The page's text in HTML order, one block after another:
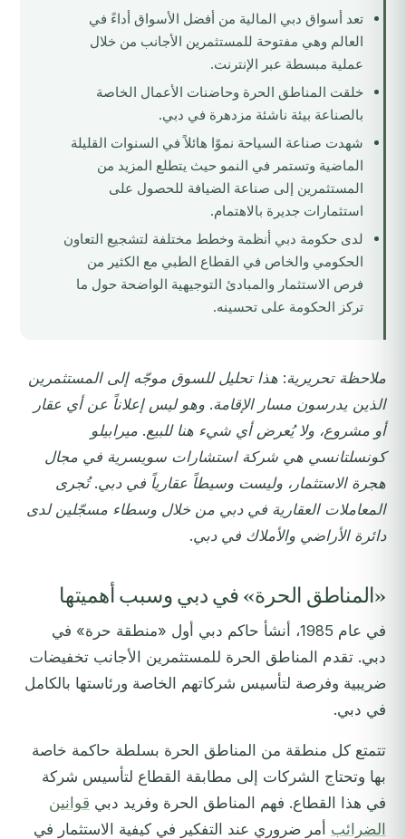
تعد أسواق دبي المالية من أفضل الأسواق أداءً في
العالم وهي مفتوحة للمستثمرين الأجانب من خلال
عملية مبسطة عبر الإنترنت.
خلقت المناطق الحرة وحاضنات الأعمال الخاصة
بالصناعة بيئة ناشئة مزدهرة في دبي.
شهدت صناعة السياحة نموًا هائلاً في السنوات القليلة
الماضية وتستمر في النمو حيث يتطلع المزيد من
المستثمرين إلى صناعة الضيافة للحصول على
استثمارات جديرة بالاهتمام.
لدى حكومة دبي أنظمة وخطط مختلفة لتشجيع التعاون
الحكومي والخاص في القطاع الطبي مع الكثير من
فرص الاستثمار والمبادئ التوجيهية الواضحة حول ما
تركز الحكومة على تحسينه.
ملاحظة تحريرية: هذا تحليل للسوق موجّه إلى المستثمرين
الذين يدرسون مسار الإقامة. وهو ليس إعلاناً عن أي عقار
أو مشروع، ولا يُعرض أي شيء هنا للبيع. ميرابيلو
كونسلتانسي هي شركة استشارات سويسرية في مجال
هجرة الاستثمار، وليست وسيطاً عقارياً في دبي. تُجرى
المعاملات العقارية في دبي من خلال وسطاء مسجّلين لدى
دائرة الأراضي والأملاك في دبي.
«المناطق الحرة» في دبي وسبب أهميتها
في عام 1985، أنشأ حاكم دبي أول «منطقة حرة» في
دبي. تقدم المناطق الحرة للمستثمرين الأجانب تخفيضات
ضريبية وفرصة لتأسيس شركاتهم الخاصة ورئاستها بالكامل
في دبي.
تتمتع كل منطقة من المناطق الحرة بسلطة حاكمة خاصة
بها وتحتاج الشركات إلى مطابقة القطاع لتأسيس شركة
في هذا القطاع. فهم المناطق الحرة وفريد دبي قوانين
الضرائب أمر ضروري عند التفكير في كيفية الاستثمار في